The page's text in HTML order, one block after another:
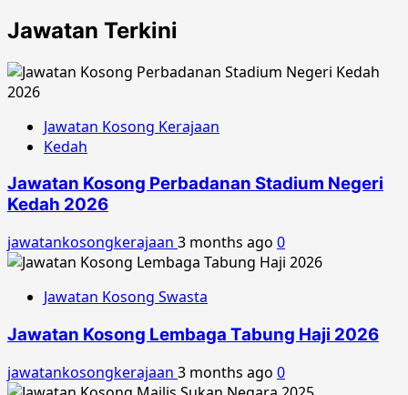
Jawatan Terkini
Jawatan Kosong Kerajaan
Kedah
Jawatan Kosong Perbadanan Stadium Negeri
Kedah 2026
jawatankosongkerajaan 3 months ago 0
Jawatan Kosong Swasta
Jawatan Kosong Lembaga Tabung Haji 2026
jawatankosongkerajaan 3 months ago 0